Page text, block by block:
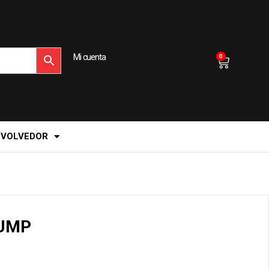
Mi cuenta 0